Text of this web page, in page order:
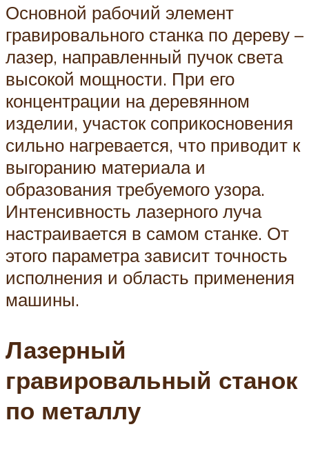
Основной рабочий элемент
гравировального станка по дереву –
лазер, направленный пучок света
высокой мощности. При его
концентрации на деревянном
изделии, участок соприкосновения
сильно нагревается, что приводит к
выгоранию материала и
образования требуемого узора.
Интенсивность лазерного луча
настраивается в самом станке. От
этого параметра зависит точность
исполнения и область применения
машины.
Лазерный
гравировальный станок
по металлу